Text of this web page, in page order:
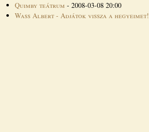
Quimby teátrum - 2008-03-08 20:00
Wass Albert - Adjátok vissza a hegyeimet!